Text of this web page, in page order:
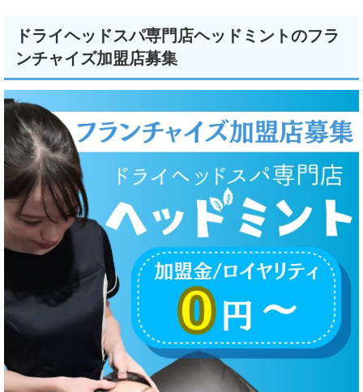
ドライヘッドスパ専門店ヘッドミントのフラ
ンチャイズ加盟店募集